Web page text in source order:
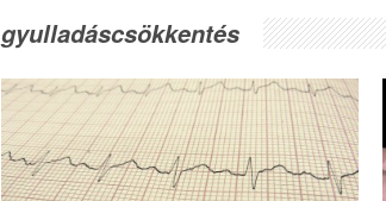
gyulladáscsökkentés